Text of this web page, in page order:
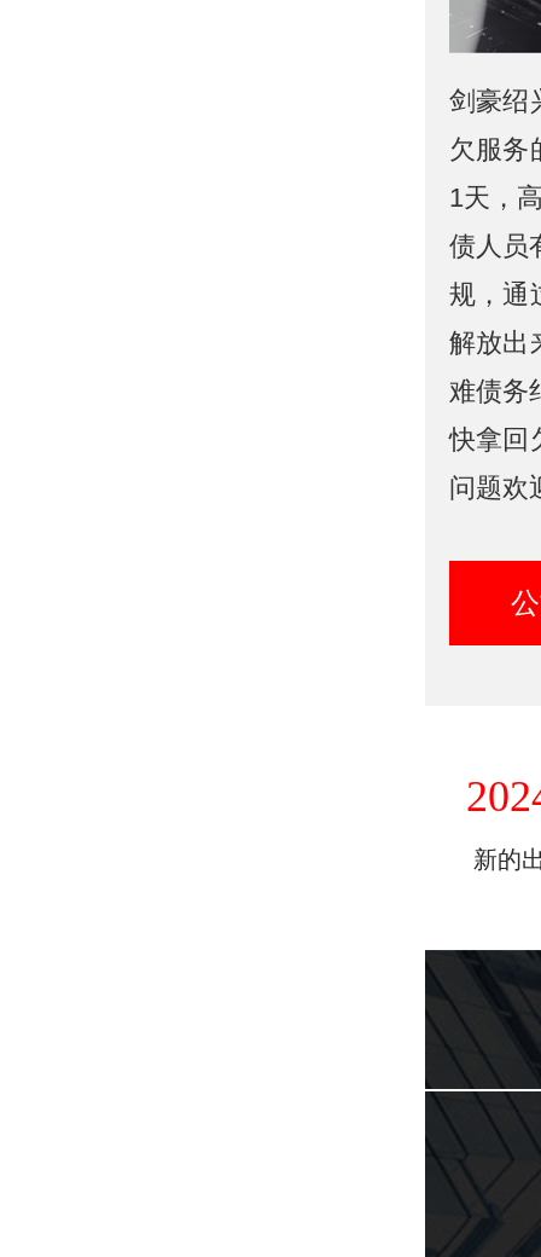
剑豪绍
欠服务
1天，
债人员
规，通
解放出
难债务
快拿回
问题欢
新的